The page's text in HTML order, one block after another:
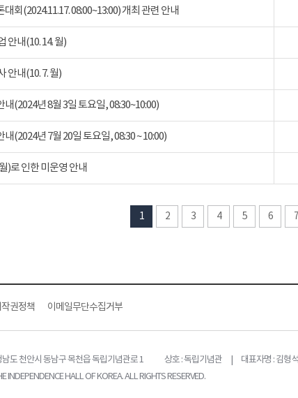
회(2024.11.17. 08:00~13:00) 개최 관련 안내
안내(10. 14. 월)
안내(10. 7. 월)
(2024년 8월 3일 토요일, 08:30~10:00)
(2024년 7월 20일 토요일, 08:30 ~ 10:00)
)로 인한 미운영 안내
1 2 3 4 5 6 7
작권정책 이메일무단수집거부
도 천안시 동남구 목천읍 독립기념관로 1
상호 : 독립기념관 | 대표자명 : 김형
INDEPENDENCE HALL OF KOREA. ALL RIGHTS RESERVED.